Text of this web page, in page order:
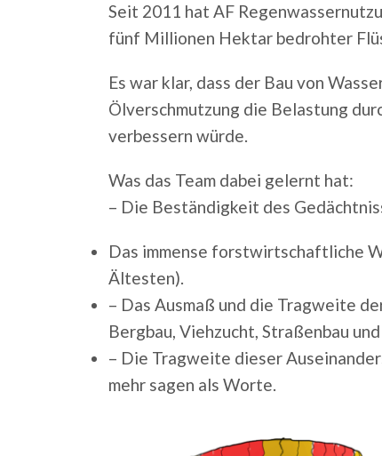
Seit 2011 hat AF
fünf Millionen Hektar bedrohter
Es war klar, dass der Bau von
Ölverschmutzung die Belastung
verbessern würde.
Was das Team dabei gelernt hat:
– Die Beständigkeit des
Das immense forstwirtschaftliche
Ältesten).
– Das Ausmaß und die Tragweite
Bergbau, Viehzucht, Straßenbau
– Die Tragweite dieser
mehr sagen als Worte.